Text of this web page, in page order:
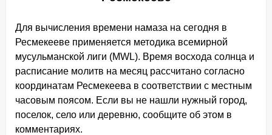
Для вычисления времени намаза на сегодня в
Ресмекееве применяется методика всемирной
мусульманской лиги (MWL). Время восхода солнца и
расписание молитв на месяц рассчитано согласно
координатам Ресмекеева в соответствии с местным
часовым поясом. Если вы не нашли нужный город,
поселок, село или деревню, сообщите об этом в
комментариях.